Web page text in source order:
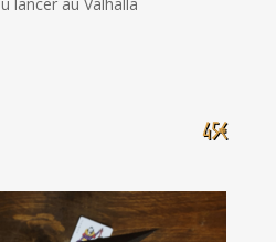
45€